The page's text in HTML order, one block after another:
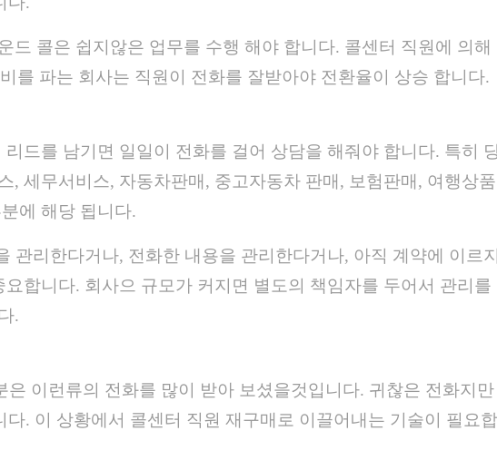
콜은 쉽지않은 업무를 수행 해야 합니다. 콜센터 직원에 의해
를 파는 회사는 직원이 전화를 잘받아야 전환율이 상승 합니다.
드를 남기면 일일이 전화를 걸어 상담을 해줘야 합니다. 특히
세무서비스, 자동차판매, 중고자동차 판매, 보험판매, 여행상품
에 해당 됩니다.
관리한다거나, 전화한 내용을 관리한다거나, 아직 계약에 이르
합니다. 회사으 규모가 커지면 별도의 책임자를 두어서 관리를
.
이런류의 전화를 많이 받아 보셨을것입니다. 귀찮은 전화지만
. 이 상황에서 콜센터 직원 재구매로 이끌어내는 기술이 필요합